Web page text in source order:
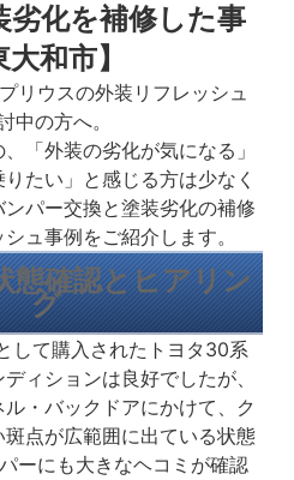
劣化を補修した事
和市】
リウスの外装リフレッシュ
中の方へ。
「外装の劣化が気になる」
たい」と感じる方は少なく
パー交換と塗装劣化の補修
ュ事例をご紹介します。
態確認とヒアリン
グ
して購入されたトヨタ30系
ィションは良好でしたが、
・バックドアにかけて、ク
点が広範囲に出ている状態
ーにも大きなヘコミが確認